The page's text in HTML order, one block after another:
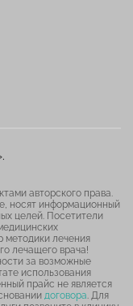
авторского права.
носят информационный
целей. Посетители
методики лечения
лечащего врача!
за возможные
использования
прайс не является
договора. Для